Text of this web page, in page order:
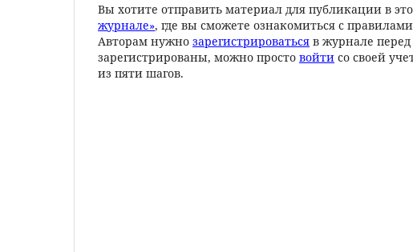
Вы хотите отправить материал для публикации в
журнале», где вы сможете ознакомиться с
Авторам нужно зарегистрироваться в журнале
зарегистрированы, можно просто войти со своей
из пяти шагов.